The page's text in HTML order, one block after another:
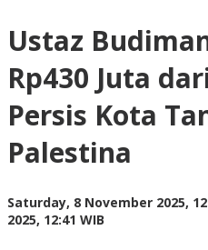
Ustaz
Rp430 Juta
Persis Kota
Palestina
Saturday, 8 November 2025,
2025, 12:41 WIB